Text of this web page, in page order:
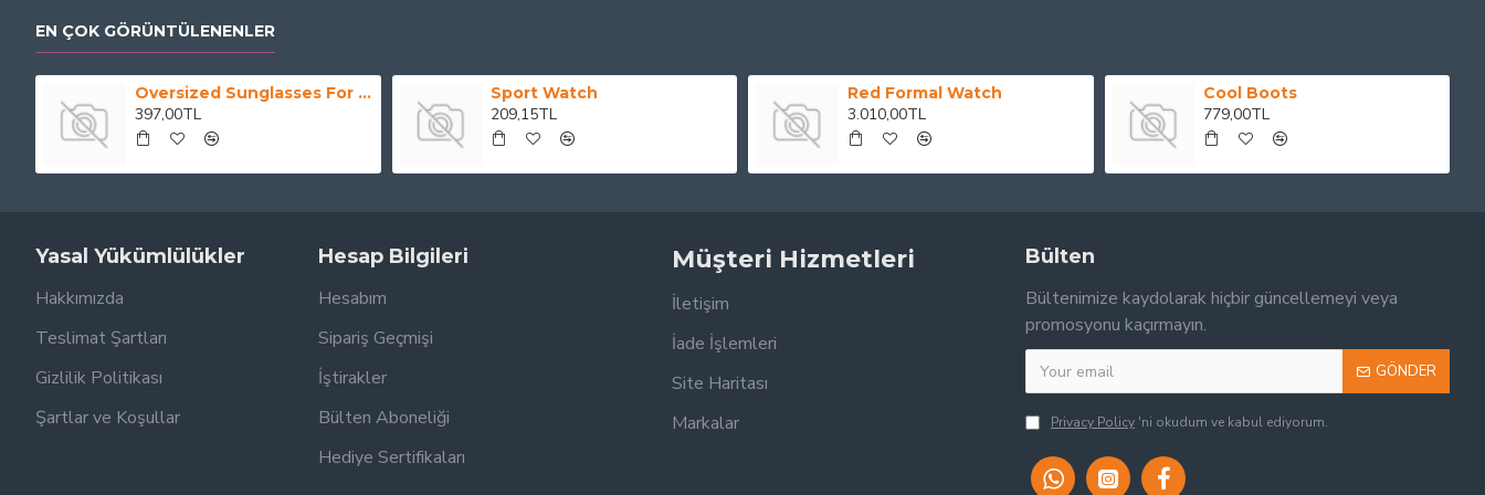
EN ÇOK GÖRÜNTÜLENENLER
Oversized Sunglasses For Long Summer Days
397,00TL
Sport Watch
209,15TL
Red Formal Watch
3.010,00TL
Cool Boots
779,00TL
Yasal Yükümlülükler
Hakkımızda
Teslimat Şartları
Gizlilik Politikası
Şartlar ve Koşullar
Hesap Bilgileri
Hesabım
Sipariş Geçmişi
İştirakler
Bülten Aboneliği
Hediye Sertifikaları
Müşteri Hizmetleri
İletişim
İade İşlemleri
Site Haritası
Markalar
Bülten
Bültenimize kaydolarak hiçbir güncellemeyi veya
promosyonu kaçırmayın.
GÖNDER
Privacy Policy 'ni okudum ve kabul ediyorum.